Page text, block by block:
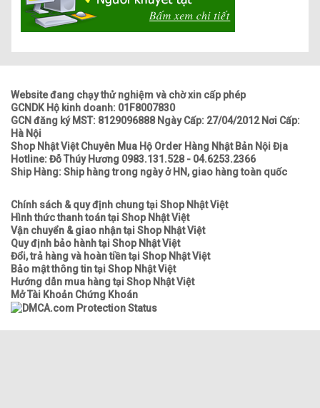
Website đang chạy thử nghiệm và chờ xin cấp phép
GCNDK Hộ kinh doanh: 01F8007830
GCN đăng ký MST: 8129096888 Ngày Cấp: 27/04/2012 Nơi Cấp:
Hà Nội
Shop Nhật Việt Chuyên Mua Hộ Order Hàng Nhật Bản Nội Địa
Hotline: Đỗ Thúy Hương 0983.131.528 - 04.6253.2366
Ship Hàng: Ship hàng trong ngày ở HN, giao hàng toàn quốc
Chính sách & quy định chung tại Shop Nhật Việt
Hình thức thanh toán tại Shop Nhật Việt
Vận chuyển & giao nhận tại Shop Nhật Việt
Quy định bảo hành tại Shop Nhật Việt
Đổi, trả hàng và hoàn tiền tại Shop Nhật Việt
Bảo mật thông tin tại Shop Nhật Việt
Hướng dẫn mua hàng tại Shop Nhật Việt
Mở Tài Khoản Chứng Khoán